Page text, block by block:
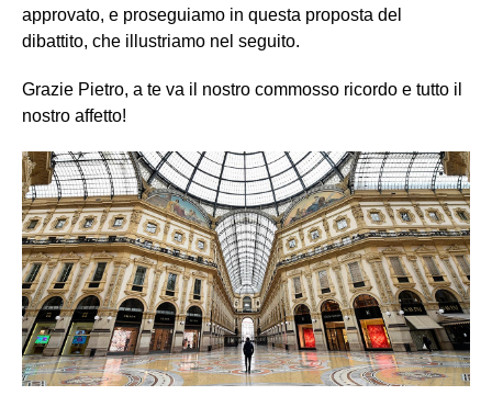
approvato, e proseguiamo in questa proposta del
dibattito, che illustriamo nel seguito.
Grazie Pietro, a te va il nostro commosso ricordo e tutto il
nostro affetto!